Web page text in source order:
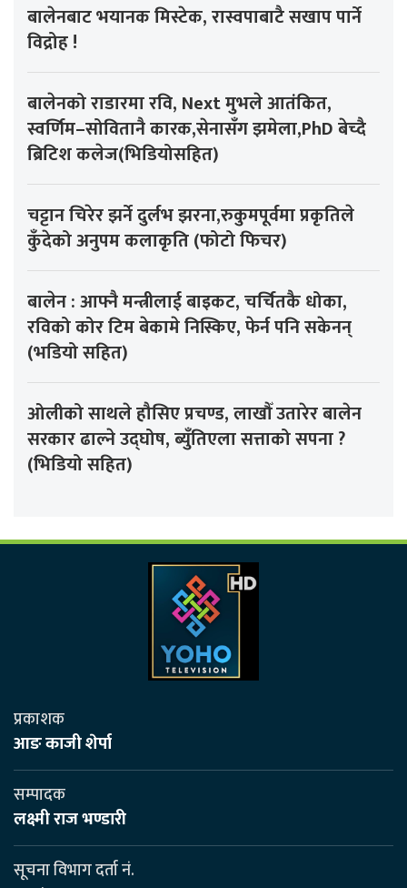
बालेनबाट भयानक मिस्टेक, रास्वपाबाटै सखाप पार्ने
विद्रोह !
बालेनको राडारमा रवि, Next मुभले आतंकित,
स्वर्णिम–सोवितानै कारक,सेनासँग झमेला,PhD बेच्दै
ब्रिटिश कलेज(भिडियोसहित)
चट्टान चिरेर झर्ने दुर्लभ झरना,रुकुमपूर्वमा प्रकृतिले
कुँदेको अनुपम कलाकृति (फोटो फिचर)
बालेन : आफ्नै मन्त्रीलाई बाइकट, चर्चितकै धोका,
रविको कोर टिम बेकामे निस्किए, फेर्न पनि सकेनन्
(भडियो सहित)
ओलीको साथले हौसिए प्रचण्ड, लाखौँ उतारेर बालेन
सरकार ढाल्ने उद्घोष, ब्युँतिएला सत्ताको सपना ?
(भिडियो सहित)
प्रकाशक
आङ काजी शेर्पा
सम्पादक
लक्ष्मी राज भण्डारी
सूचना विभाग दर्ता नं.